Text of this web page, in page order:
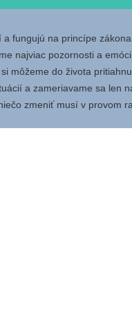
a fungujú na princípe
najviac pozornosti a
môžeme do života
a zameriavame sa len
zmeniť musí v provom